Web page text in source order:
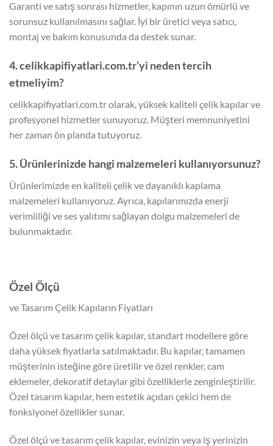
Garanti ve satış sonrası hizmetler, kapının uzun ömürlü ve
sorunsuz kullanılmasını sağlar. İyi bir üretici veya satıcı,
montaj ve bakım konusunda da destek sunar.
4. celikkapifiyatlari.com.tr’yi neden tercih
etmeliyim?
celikkapifiyatlari.com.tr olarak, yüksek kaliteli çelik kapılar ve
profesyonel hizmetler sunuyoruz. Müşteri memnuniyetini
her zaman ön planda tutuyoruz.
5. Ürünlerinizde hangi malzemeleri kullanıyorsunuz?
Ürünlerimizde en kaliteli çelik ve dayanıklı kaplama
malzemeleri kullanıyoruz. Ayrıca, kapılarımızda enerji
verimliliği ve ses yalıtımı sağlayan dolgu malzemeleri de
bulunmaktadır.
Özel Ölçü
ve Tasarım Çelik Kapıların Fiyatları
Özel ölçü ve tasarım çelik kapılar, standart modellere göre
daha yüksek fiyatlarla satılmaktadır. Bu kapılar, tamamen
müşterinin isteğine göre üretilir ve özel renkler, cam
eklemeler, dekoratif detaylar gibi özelliklerle zenginleştirilir.
Özel tasarım kapılar, hem estetik açıdan çekici hem de
fonksiyonel özellikler sunar.
Özel ölçü ve tasarım çelik kapılar, evinizin veya iş yerinizin